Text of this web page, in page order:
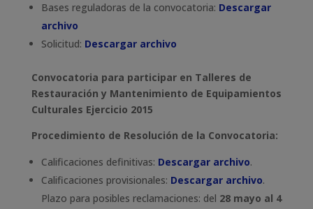
Bases reguladoras de la convocatoria: Descargar
archivo
Solicitud: Descargar archivo
Convocatoria para participar en Talleres de
Restauración y Mantenimiento de Equipamientos
Culturales Ejercicio 2015
Procedimiento de Resolución de la Convocatoria:
Calificaciones definitivas: Descargar archivo.
Calificaciones provisionales: Descargar archivo.
Plazo para posibles reclamaciones: del 28 mayo al 4